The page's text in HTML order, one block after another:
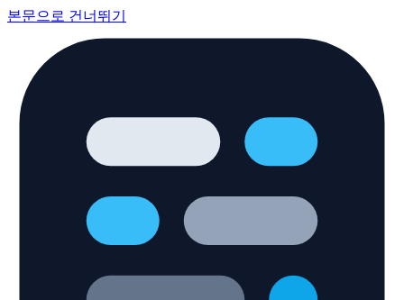
본문으로 건너뛰기